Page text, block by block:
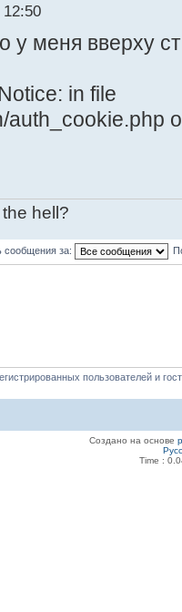
у меня вверху
in file
auth_cookie.php
hell?
сообщения за:
пользователей и
Создано на основе
Time :